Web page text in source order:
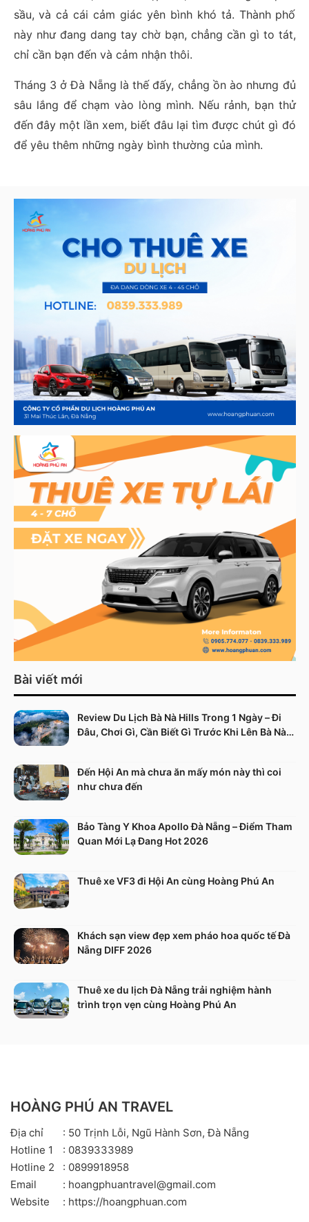
sầu, và cả cái cảm giác yên bình khó tả. Thành phố
này như đang dang tay chờ bạn, chẳng cần gì to tát,
chỉ cần bạn đến và cảm nhận thôi.
Tháng 3 ở Đà Nẵng là thế đấy, chẳng ồn ào nhưng đủ
sâu lắng để chạm vào lòng mình. Nếu rảnh, bạn thử
đến đây một lần xem, biết đâu lại tìm được chút gì đó
để yêu thêm những ngày bình thường của mình.
Bài viết mới
Review Du Lịch Bà Nà Hills Trong 1 Ngày – Đi
Đâu, Chơi Gì, Cần Biết Gì Trước Khi Lên Bà Nà
Đến Hội An mà chưa ăn mấy món này thì coi
như chưa đến
Bảo Tàng Y Khoa Apollo Đà Nẵng – Điểm Tham
Quan Mới Lạ Đang Hot 2026
Thuê xe VF3 đi Hội An cùng Hoàng Phú An
Khách sạn view đẹp xem pháo hoa quốc tế Đà
Nẵng DIFF 2026
Thuê xe du lịch Đà Nẵng trải nghiệm hành
trình trọn vẹn cùng Hoàng Phú An
HOÀNG PHÚ AN TRAVEL
Địa chỉ
: 50 Trịnh Lỗi, Ngũ Hành Sơn, Đà Nẵng
Hotline 1
: 0839333989
Hotline 2
: 0899918958
Email
: hoangphuantravel@gmail.com
Website
: https://hoangphuan.com